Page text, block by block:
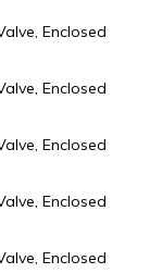
Enclosed
Enclosed
Enclosed
Enclosed
Enclosed